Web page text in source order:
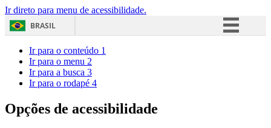
Ir direto para menu de acessibilidade.
BRASIL
Acesso à informação
Ir para o conteúdo 1
Ir para o menu 2
Ir para a busca 3
Ir para o rodapé 4
Opções de acessibilidade